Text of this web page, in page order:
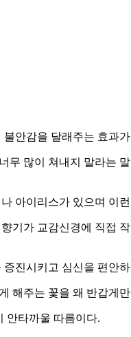
안감을 달래주는 효과
많이 쳐내지 말라는
아이리스가 있으며 이
기가 교감신경에 직접
진시키고 심신을 편안
해주는 꽃을 왜 반갑게
안타까울 따름이다.